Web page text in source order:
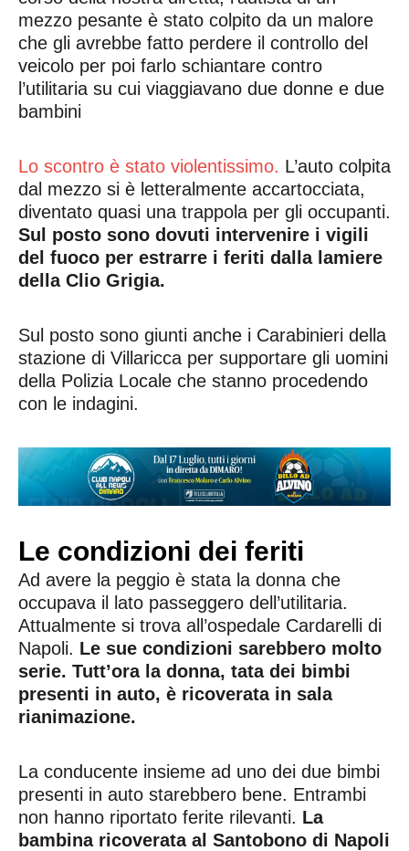
mezzo pesante è stato colpito da un malore
che gli avrebbe fatto perdere il controllo del
veicolo per poi farlo schiantare contro
l’utilitaria su cui viaggiavano due donne e due
bambini
Lo scontro è stato violentissimo. L’auto colpita
dal mezzo si è letteralmente accartocciata,
diventato quasi una trappola per gli occupanti.
Sul posto sono dovuti intervenire i vigili
del fuoco per estrarre i feriti dalla lamiere
della Clio Grigia.
Sul posto sono giunti anche i Carabinieri della
stazione di Villaricca per supportare gli uomini
della Polizia Locale che stanno procedendo
con le indagini.
Le condizioni dei feriti
Ad avere la peggio è stata la donna che
occupava il lato passeggero dell’utilitaria.
Attualmente si trova all’ospedale Cardarelli di
Napoli. Le sue condizioni sarebbero molto
serie. Tutt’ora la donna, tata dei bimbi
presenti in auto, è ricoverata in sala
rianimazione.
La conducente insieme ad uno dei due bimbi
presenti in auto starebbero bene. Entrambi
non hanno riportato ferite rilevanti. La
bambina ricoverata al Santobono di Napoli